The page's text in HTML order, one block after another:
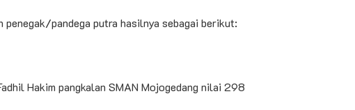
penegak/pandega putra hasilnya sebagai berikut:
Hakim pangkalan SMAN Mojogedang nilai 298